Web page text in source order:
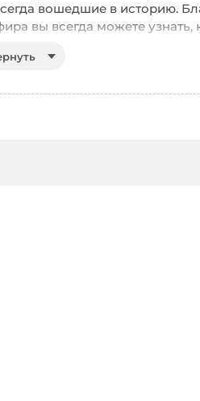
вошедшие в историю.
вы всегда можете узнать,
Ray Charles, Chuck Berry,
многими другими
and Roll, Pop, Soul,
Radio Record: 60s
совершенно бесплатно и